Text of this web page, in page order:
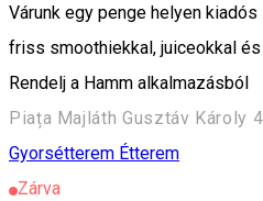
Várunk egy penge helyen
friss smoothiekkal, juiceokkal
Rendelj a Hamm alkalmazásból
Gyorsétterem Étterem
Zárva